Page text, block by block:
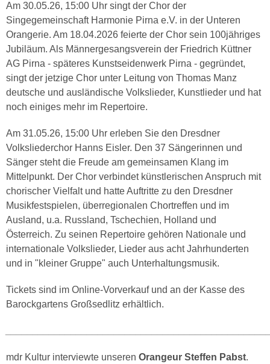
Am 30.05.26, 15:00 Uhr singt der Chor der
Singegemeinschaft Harmonie Pirna e.V. in der Unteren
Orangerie. Am 18.04.2026 feierte der Chor sein 100jähriges
Jubiläum. Als Männergesangsverein der Friedrich Küttner
AG Pirna - späteres Kunstseidenwerk Pirna - gegründet,
singt der jetzige Chor unter Leitung von Thomas Manz
deutsche und ausländische Volkslieder, Kunstlieder und hat
noch einiges mehr im Repertoire.
Am 31.05.26, 15:00 Uhr erleben Sie den Dresdner
Volksliederchor Hanns Eisler. Den 37 Sängerinnen und
Sänger steht die Freude am gemeinsamen Klang im
Mittelpunkt. Der Chor verbindet künstlerischen Anspruch mit
chorischer Vielfalt und hatte Auftritte zu den Dresdner
Musikfestspielen, überregionalen Chortreffen und im
Ausland, u.a. Russland, Tschechien, Holland und
Österreich. Zu seinen Repertoire gehören Nationale und
internationale Volkslieder, Lieder aus acht Jahrhunderten
und in "kleiner Gruppe" auch Unterhaltungsmusik.
Tickets sind im Online-Vorverkauf und an der Kasse des
Barockgartens Großsedlitz erhältlich.
mdr Kultur interviewte unseren Orangeur Steffen Pabst.